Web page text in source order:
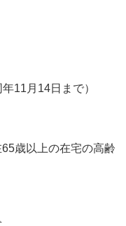
11月14日まで）
歳以上の在宅の高齢